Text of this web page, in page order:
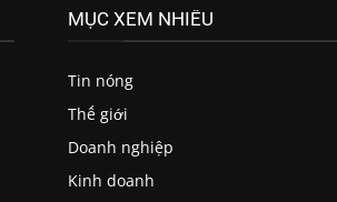
MỤC XEM NHIỀU
Tin nóng
Thế giới
Doanh nghiệp
Kinh doanh